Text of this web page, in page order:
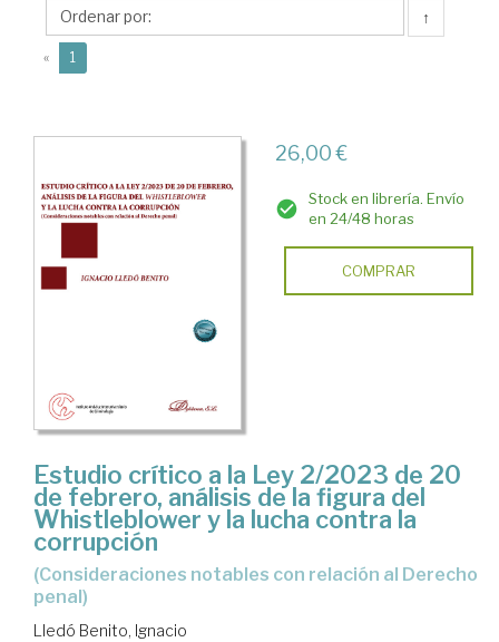
Ignacio
↑
« 1
26,00 €
Stock en librería. Envío
en 24/48 horas
COMPRAR
Estudio crítico a la Ley 2/2023 de 20
de febrero, análisis de la figura del
Whistleblower y la lucha contra la
corrupción
(Consideraciones notables con relación al Derecho
penal)
Lledó Benito, Ignacio